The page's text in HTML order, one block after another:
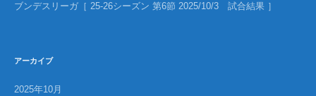
ブンデスリーガ［ 25-26シーズン 第6節 2025/10/3 試合結果 ］
アーカイブ
2025年10月